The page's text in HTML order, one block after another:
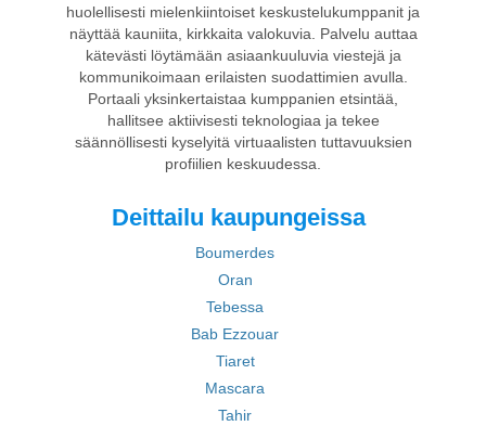
huolellisesti mielenkiintoiset keskustelukumppanit ja
näyttää kauniita, kirkkaita valokuvia. Palvelu auttaa
kätevästi löytämään asiaankuuluvia viestejä ja
kommunikoimaan erilaisten suodattimien avulla.
Portaali yksinkertaistaa kumppanien etsintää,
hallitsee aktiivisesti teknologiaa ja tekee
säännöllisesti kyselyitä virtuaalisten tuttavuuksien
profiilien keskuudessa.
Deittailu kaupungeissa
Boumerdes
Oran
Tebessa
Bab Ezzouar
Tiaret
Mascara
Tahir